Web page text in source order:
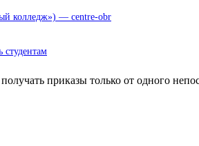
колледж») — centre-obr
приказы только от одного